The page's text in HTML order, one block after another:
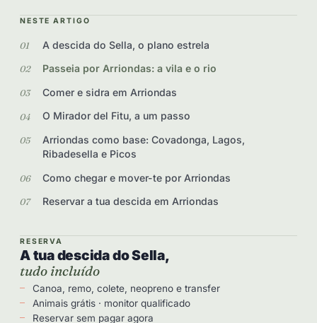
NESTE ARTIGO
A descida do Sella, o plano estrela
Passeia por Arriondas: a vila e o rio
Comer e sidra em Arriondas
O Mirador del Fitu, a um passo
Arriondas como base: Covadonga, Lagos,
Ribadesella e Picos
Como chegar e mover-te por Arriondas
Reservar a tua descida em Arriondas
RESERVA
A tua descida do Sella,
tudo incluído
Canoa, remo, colete, neopreno e transfer
Animais grátis · monitor qualificado
Reservar sem pagar agora